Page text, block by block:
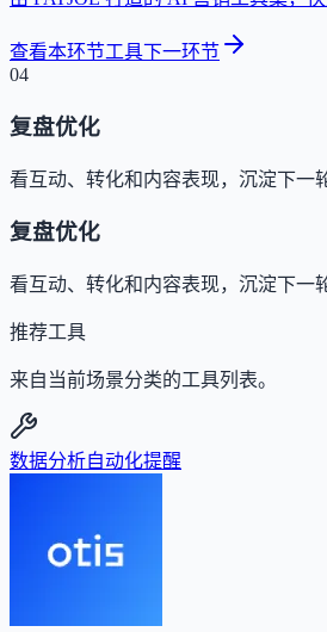
查看本环节工具下一环节
04
复盘优化
看互动、转化和内容表现，沉淀下一
复盘优化
看互动、转化和内容表现，沉淀下一
推荐工具
来自当前场景分类的工具列表。
数据分析自动化提醒